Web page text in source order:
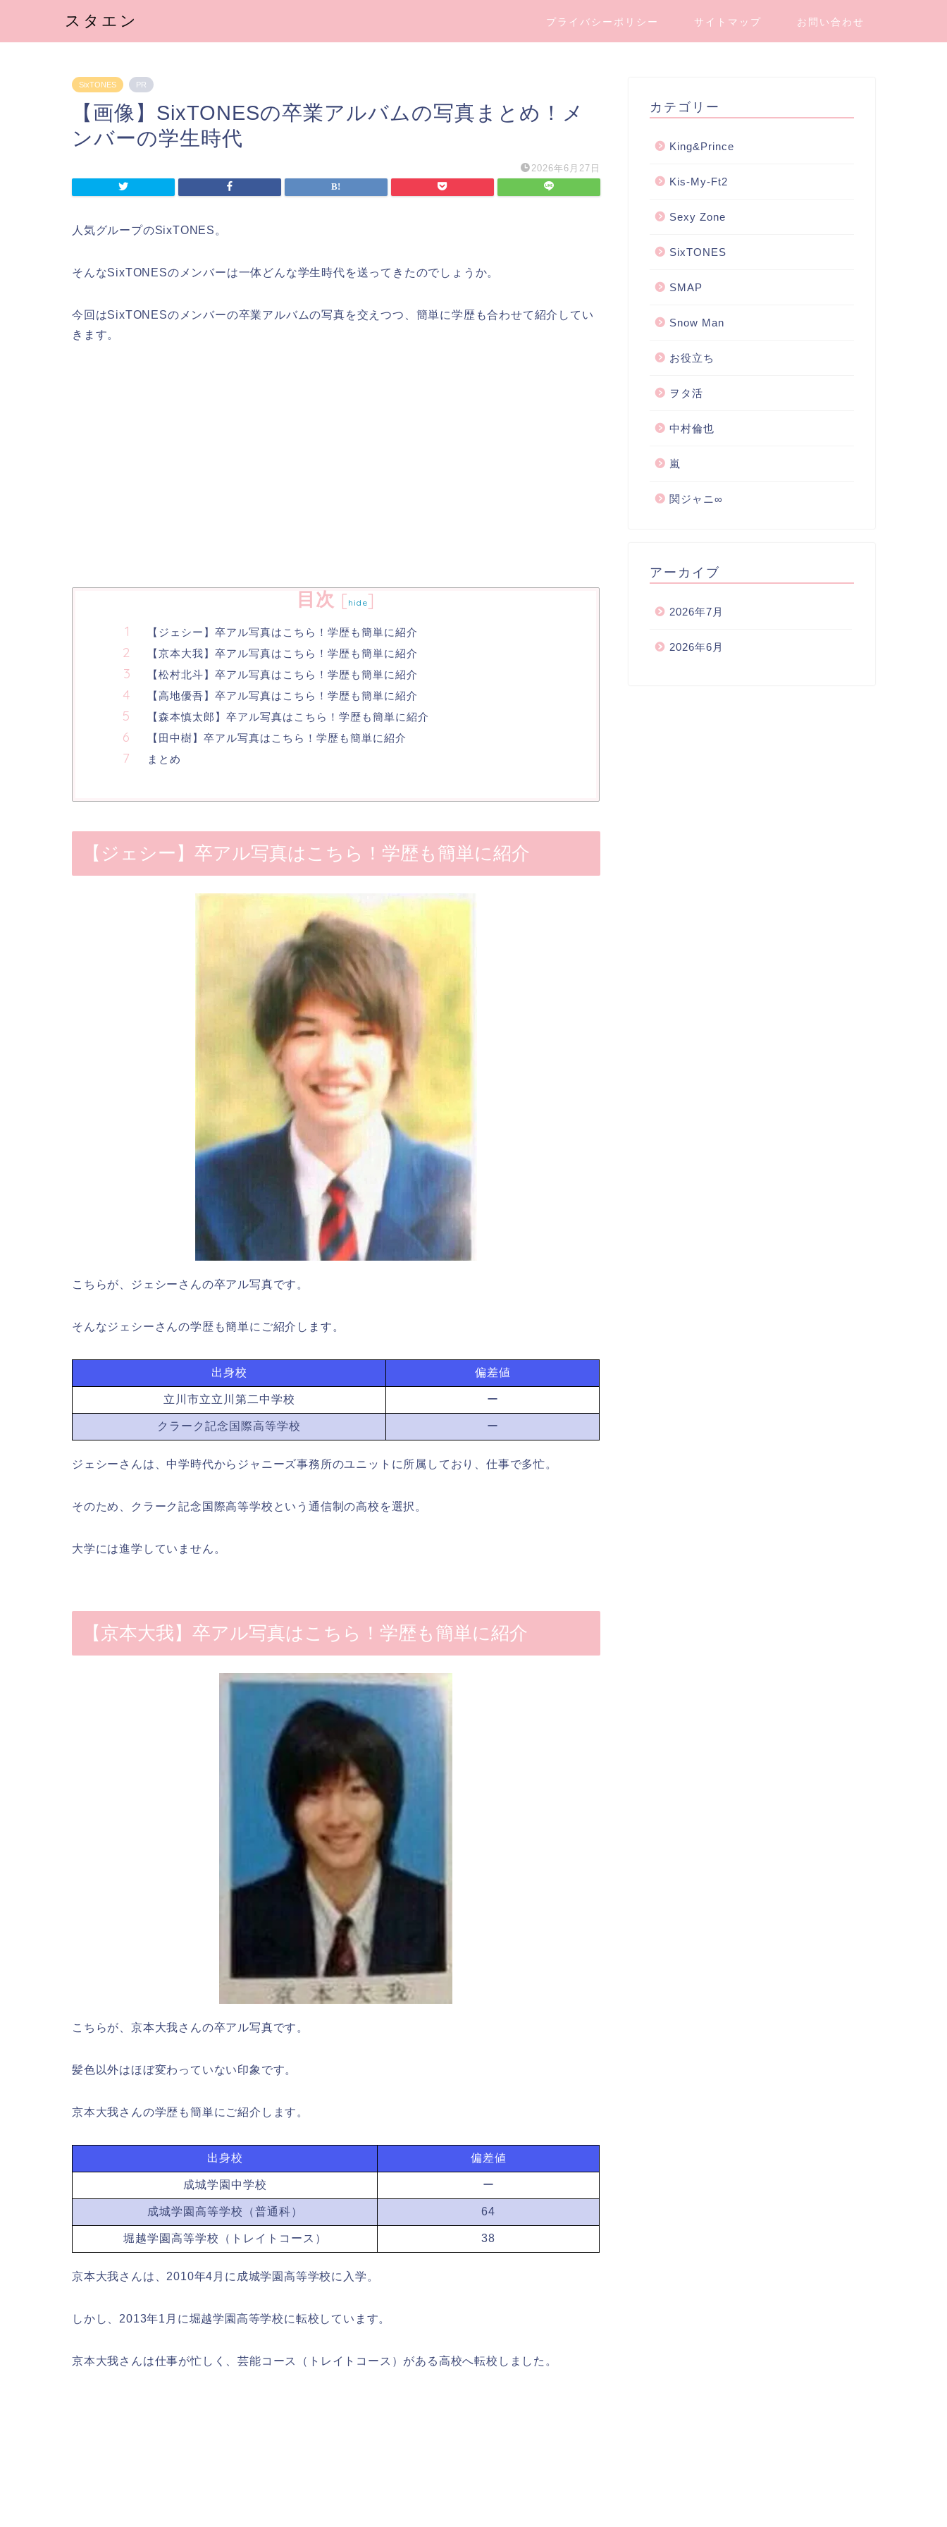
スタエン プライバシーポリシー サイトマップ お問い合わせ
SixTONES PR
【画像】SixTONESの卒業アルバムの写真まとめ！メ
ンバーの学生時代
2026年6月27日
人気グループのSixTONES。
そんなSixTONESのメンバーは一体どんな学生時代を送ってきたのでしょうか。
今回はSixTONESのメンバーの卒業アルバムの写真を交えつつ、簡単に学歴も合わせて紹介してい
きます。
目次 [ hide]
【ジェシー】卒アル写真はこちら！学歴も簡単に紹介
【京本大我】卒アル写真はこちら！学歴も簡単に紹介
【松村北斗】卒アル写真はこちら！学歴も簡単に紹介
【高地優吾】卒アル写真はこちら！学歴も簡単に紹介
【森本慎太郎】卒アル写真はこちら！学歴も簡単に紹介
【田中樹】卒アル写真はこちら！学歴も簡単に紹介
まとめ
【ジェシー】卒アル写真はこちら！学歴も簡単に紹介
こちらが、ジェシーさんの卒アル写真です。
そんなジェシーさんの学歴も簡単にご紹介します。
出身校 偏差値
立川市立立川第二中学校 ー
クラーク記念国際高等学校 ー
ジェシーさんは、中学時代からジャニーズ事務所のユニットに所属しており、仕事で多忙。
そのため、クラーク記念国際高等学校という通信制の高校を選択。
大学には進学していません。
【京本大我】卒アル写真はこちら！学歴も簡単に紹介
こちらが、京本大我さんの卒アル写真です。
髪色以外はほぼ変わっていない印象です。
京本大我さんの学歴も簡単にご紹介します。
出身校 偏差値
成城学園中学校 ー
成城学園高等学校（普通科） 64
堀越学園高等学校（トレイトコース） 38
京本大我さんは、2010年4月に成城学園高等学校に入学。
しかし、2013年1月に堀越学園高等学校に転校しています。
京本大我さんは仕事が忙しく、芸能コース（トレイトコース）がある高校へ転校しました。
カテゴリー
King&Prince
Kis-My-Ft2
Sexy Zone
SixTONES
SMAP
Snow Man
お役立ち
ヲタ活
中村倫也
嵐
関ジャニ∞
アーカイブ
2026年7月
2026年6月